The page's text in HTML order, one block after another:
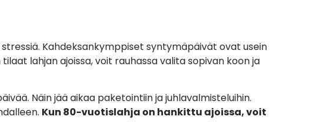
Kahdeksankymppiset syntymäpäivät ovat usein
lahjan ajoissa, voit rauhassa valita sopivan koon ja
Näin jää aikaa paketointiin ja juhlavalmisteluihin.
Kun 80-vuotislahja on hankittu ajoissa, voit